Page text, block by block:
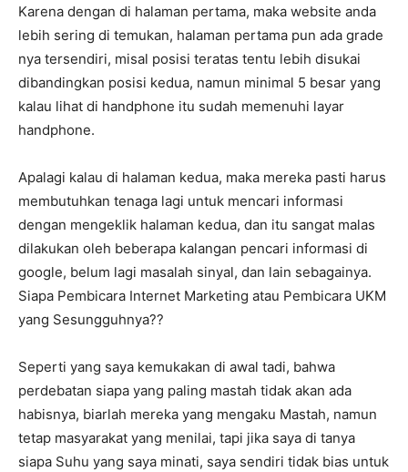
Karena dengan di halaman pertama, maka website anda
lebih sering di temukan, halaman pertama pun ada grade
nya tersendiri, misal posisi teratas tentu lebih disukai
dibandingkan posisi kedua, namun minimal 5 besar yang
kalau lihat di handphone itu sudah memenuhi layar
handphone.
Apalagi kalau di halaman kedua, maka mereka pasti harus
membutuhkan tenaga lagi untuk mencari informasi
dengan mengeklik halaman kedua, dan itu sangat malas
dilakukan oleh beberapa kalangan pencari informasi di
google, belum lagi masalah sinyal, dan lain sebagainya.
Siapa Pembicara Internet Marketing atau Pembicara UKM
yang Sesungguhnya??
Seperti yang saya kemukakan di awal tadi, bahwa
perdebatan siapa yang paling mastah tidak akan ada
habisnya, biarlah mereka yang mengaku Mastah, namun
tetap masyarakat yang menilai, tapi jika saya di tanya
siapa Suhu yang saya minati, saya sendiri tidak bias untuk